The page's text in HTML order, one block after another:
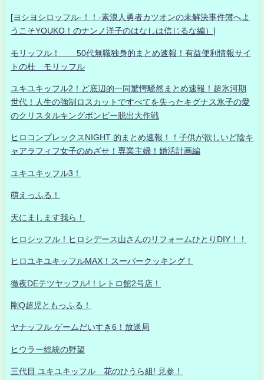
[ヨシヨシロッフル-！！-素浪人勇者カツオンの未解決事件簿へよ
うこそYOUKO！のナンノ洋子のはなしは信じるな編）]
モリッフル！ 50代無職独身的まとめ速報！有益便利情報サイ
トの杜 モリッフル
ユキユキッフル2！ど底辺的一同驚愕騒然まとめ速報！超氷河期
世代！人生の強制ロスカットですべてを失ったキグナス氷子の愛
のクリスタルキングボンビー脱出大作戦
ヒロコンプレックスNIGHT 的まとめ速報！！子供が欲しいど陰キ
ャアラフィフ女子のめざせ！専業主婦！婚活計画編
ユキユキッフル3！
萌えっふる！
天にまします我ら！
ヒロシッフル！ヒロシデース山さんのリフォームひとりDIY！！
ヒロユキユキッフルMAX！スーパークッキング！
徹夜DEテツヤッフル!！レトロ館2号店！
剛Q超児ともっふる！
ヤナッフル ゲームだいすき6！放送局
ヒウラー総統の野望
三代目 ユキユキッフル 花のひうら組! 見参！